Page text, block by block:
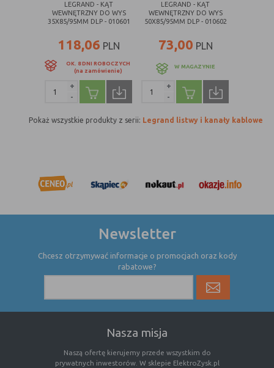
LEGRAND - KĄT
WEWNĘTRZNY DO WYS
35X85/95MM DLP - 010601
118,06 PLN
OK. 8 DNI ROBOCZYCH
(na zamówienie)
-
+
LEGRAND - KĄT
WEWNĘTRZNY DO WYS
50X85/95MM DLP - 010602
73,00 PLN
W MAGAZYNIE
-
+
Pokaż wszystkie produkty z serii: Legrand listwy i kanały kablowe
Newsletter
Chcesz otrzymywać informacje o promocjach oraz kody
rabatowe?
Nasza misja
Naszą ofertę kierujemy przede wszystkim do
prywatnych inwestorów. W sklepie ElektroZysk.pl